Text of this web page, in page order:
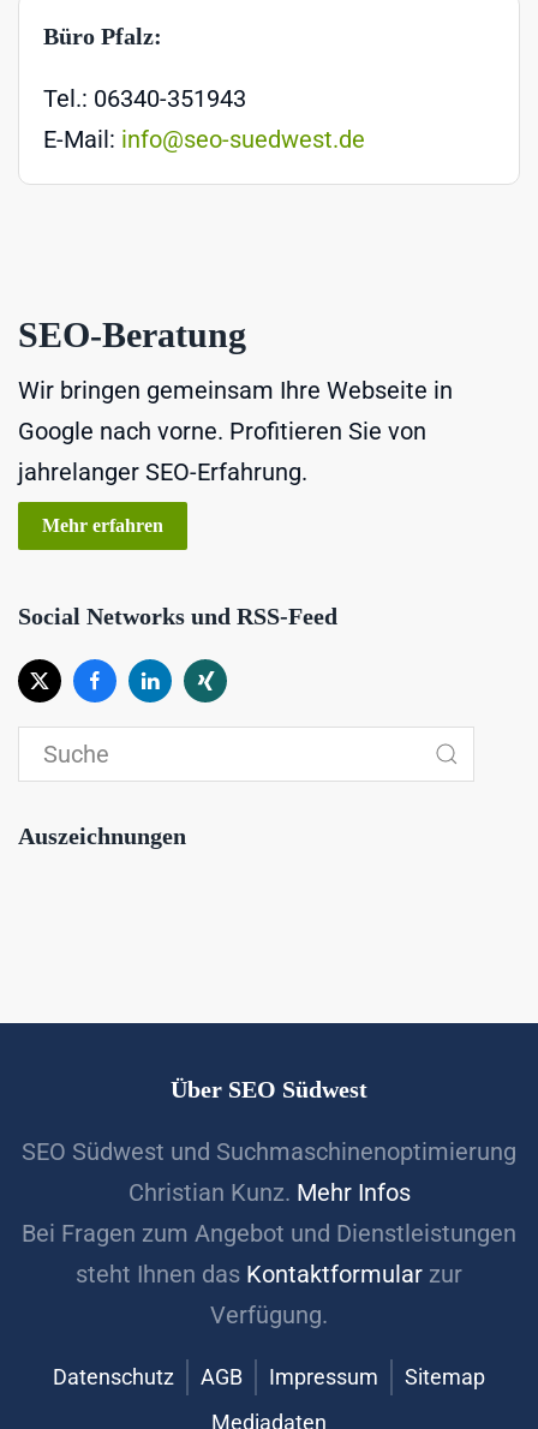
Büro Pfalz:
Tel.: 06340-351943
E-Mail: info@seo-suedwest.de
SEO-Beratung
Wir bringen gemeinsam Ihre Webseite in
Google nach vorne. Profitieren Sie von
jahrelanger SEO-Erfahrung.
Mehr erfahren
Social Networks und RSS-Feed
Auszeichnungen
Über SEO Südwest
SEO Südwest und Suchmaschinenoptimierung
Christian Kunz. Mehr Infos
Bei Fragen zum Angebot und Dienstleistungen
steht Ihnen das Kontaktformular zur
Verfügung.
Datenschutz AGB Impressum
Sitemap
Mediadaten